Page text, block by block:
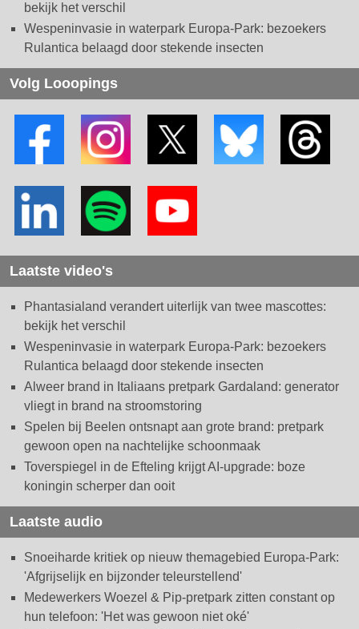
bekijk het verschil
Wespeninvasie in waterpark Europa-Park: bezoekers
Rulantica belaagd door stekende insecten
Volg Looopings
Laatste video's
Phantasialand verandert uiterlijk van twee mascottes:
bekijk het verschil
Wespeninvasie in waterpark Europa-Park: bezoekers
Rulantica belaagd door stekende insecten
Alweer brand in Italiaans pretpark Gardaland: generator
vliegt in brand na stroomstoring
Spelen bij Beelen ontsnapt aan grote brand: pretpark
gewoon open na nachtelijke schoonmaak
Toverspiegel in de Efteling krijgt AI-upgrade: boze
koningin scherper dan ooit
Laatste audio
Snoeiharde kritiek op nieuw themagebied Europa-Park:
'Afgrijselijk en bijzonder teleurstellend'
Medewerkers Woezel & Pip-pretpark zitten constant op
hun telefoon: 'Het was gewoon niet oké'